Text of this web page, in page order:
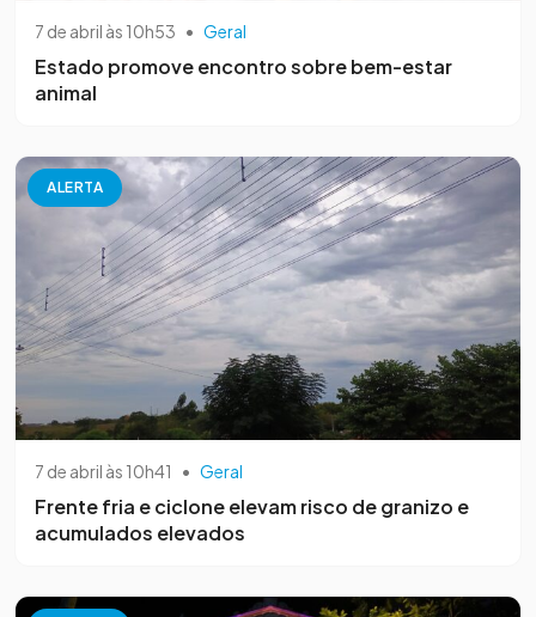
7 de abril às 10h53 • Geral
Estado promove encontro sobre bem-estar
animal
ALERTA
7 de abril às 10h41 • Geral
Frente fria e ciclone elevam risco de granizo e
acumulados elevados